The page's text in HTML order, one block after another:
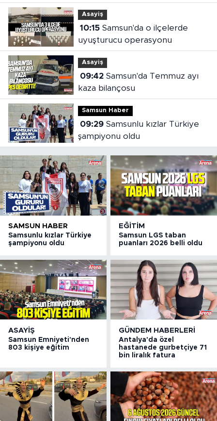
Asayiş
10:15Samsun'da o ilçelerde
uyuşturucu operasyonu
Asayiş
09:42Samsun'da Temmuz ayı
kaza bilançosu
Samsun Haber
09:29Samsunlu kızlar Türkiye
şampiyonu oldu
SAMSUN HABER
Samsunlu kızlar Türkiye
şampiyonu oldu
EĞITIM
Samsun LGS taban
puanları 2026 belli oldu
ASAYIŞ
Samsun Emniyeti'nden
803 kişiye eğitim
GÜNDEM HABERLERI
Antalya'da özel
hastanede gurbetçiye 71
bin liralık fatura